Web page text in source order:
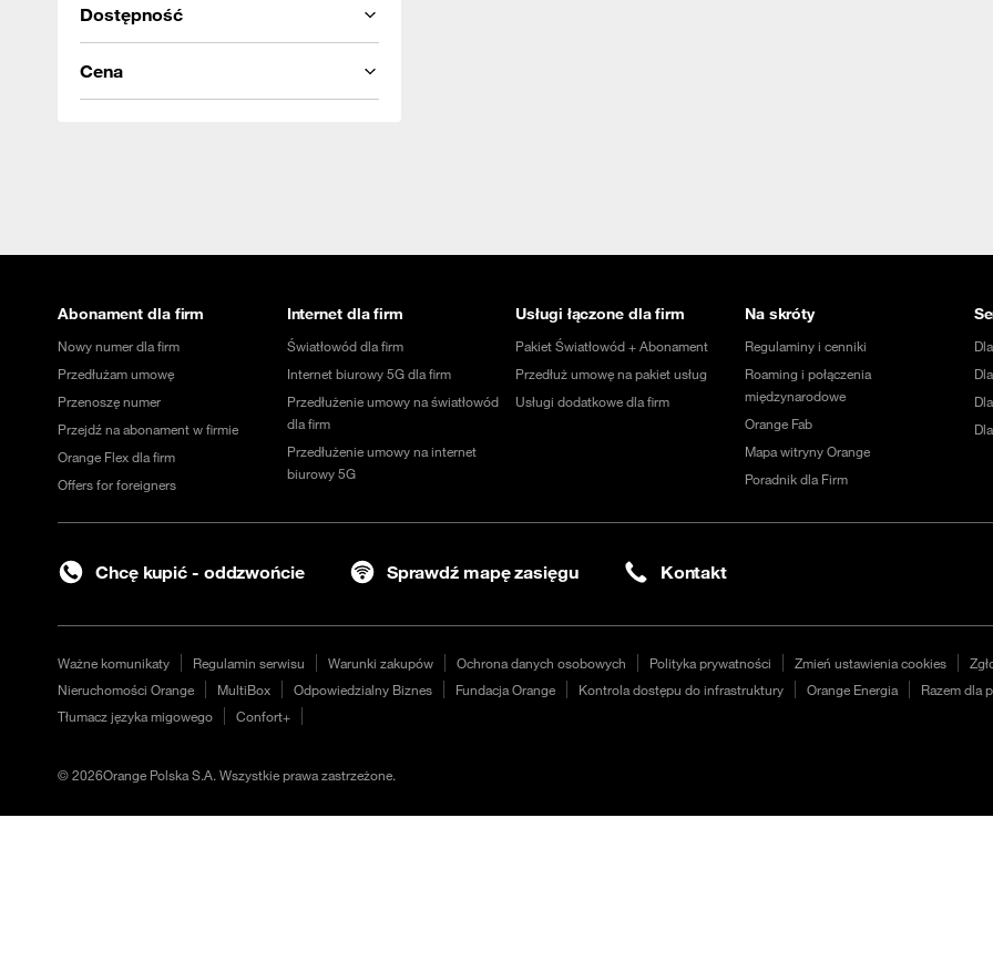
Dostępność
Cena
Abonament dla firm
Nowy numer dla firm
Przedłużam umowę
Przenoszę numer
Przejdź na abonament w firmie
Orange Flex dla firm
Offers for foreigners
Internet dla firm
Światłowód dla firm
Internet biurowy 5G dla firm
Przedłużenie umowy na światłowód
dla firm
Przedłużenie umowy na internet
biurowy 5G
Usługi łączone dla firm
Pakiet Światłowód + Abonament
Przedłuż umowę na pakiet usług
Usługi dodatkowe dla firm
Na skróty
Regulaminy i cenniki
Roaming i połączenia
międzynarodowe
Orange Fab
Mapa witryny Orange
Poradnik dla Firm
Chcę kupić - oddzwońcie Sprawdź mapę zasięgu Kontakt
Ważne komunikaty Regulamin serwisu Warunki zakupów Ochrona danych osobowych Polityka prywatności Zmień ustawienia cookies
Nieruchomości Orange
MultiBox Odpowiedzialny Biznes Fundacja Orange Kontrola dostępu do infrastruktury Orange Energia Razem dla
Tłumacz języka migowego
Confort+
©2026Orange Polska S.A. Wszystkie prawa zastrzeżone.